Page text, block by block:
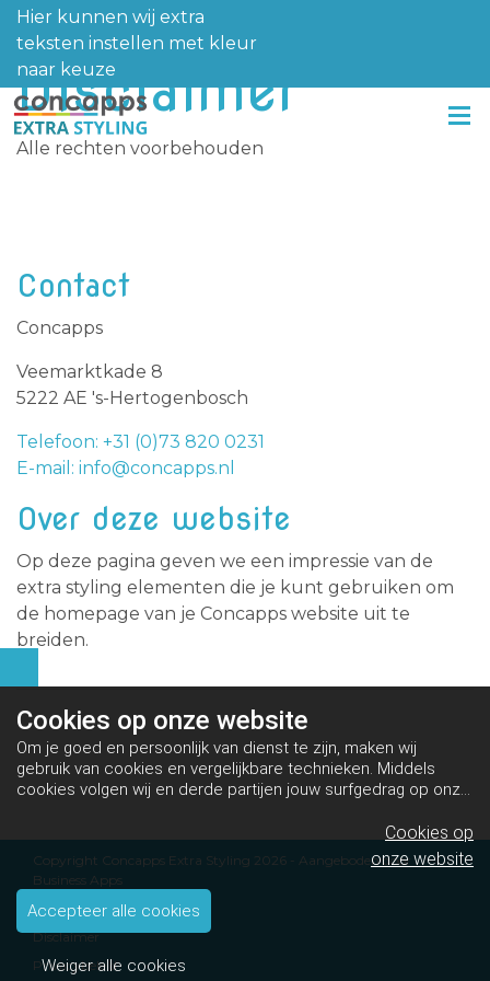
Hier kunnen wij extra
teksten instellen met kleur
naar keuze
Disclaimer
Alle rechten voorbehouden
Contact
Concapps
Veemarktkade 8
5222 AE 's-Hertogenbosch
Telefoon: +31 (0)73 820 0231
E-mail: info@concapps.nl
Over deze website
Op deze pagina geven we een impressie van de
extra styling elementen die je kunt gebruiken om
de homepage van je Concapps website uit te
breiden.
Copyright Concapps Extra Styling 2026 - Aangeboden door
Business Apps
Algemene voorwaarden
Disclaimer
Privacybeleid
Cookies op onze website
Om je goed en persoonlijk van dienst te zijn, maken wij
gebruik van cookies en vergelijkbare technieken. Middels
cookies volgen wij en derde partijen jouw surfgedrag op onze
en dit maakt het voor jou mogelijk om informatie te delen via
social media.
Bekijk ons cookiebeleid
Cookies op
onze website
Accepteer alle cookies
Weiger alle cookies